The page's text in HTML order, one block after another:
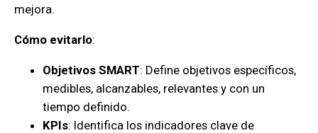
mejora.
Cómo evitarlo:
Objetivos SMART: Define objetivos específicos,
medibles, alcanzables, relevantes y con un
tiempo definido.
KPIs: Identifica los indicadores clave de